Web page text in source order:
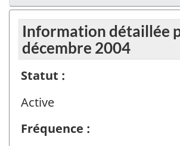
Information détaillée
décembre 2004
Statut :
Active
Fréquence :